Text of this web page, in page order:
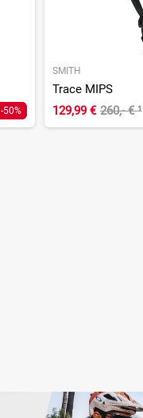
-50%
SMITH
Trace MIPS
129,99 € 260,- €¹